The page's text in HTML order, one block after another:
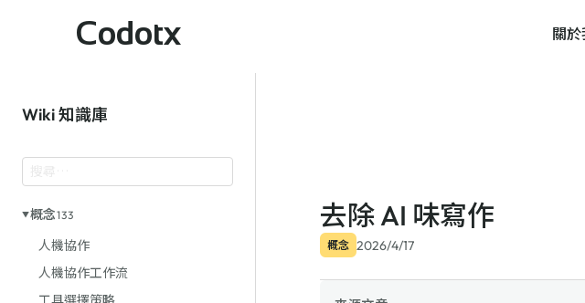
Codotx 關於
Wiki 知識庫
概念133
人機協作
人機協作工作流
去除 AI 味寫作
概念 2026/4/17